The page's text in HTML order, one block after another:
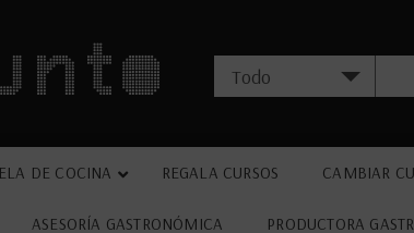
DE COCINA REGALA CURSOS CAMBIAR
ASESORÍA GASTRONÓMICA PRODUCTORA